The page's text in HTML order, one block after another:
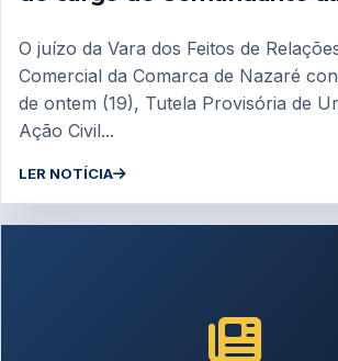
O juízo da Vara dos Feitos de
Comercial da Comarca de Nazaré
de ontem (19), Tutela Provisória de
Ação Civil...
LER NOTÍCIA